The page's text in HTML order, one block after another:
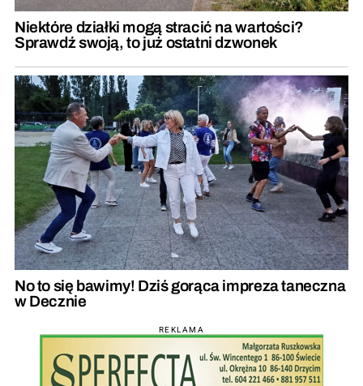
Niektóre działki mogą stracić na wartości?
Sprawdź swoją, to już ostatni dzwonek
No to się bawimy! Dziś gorąca impreza taneczna
w Decznie
REKLAMA